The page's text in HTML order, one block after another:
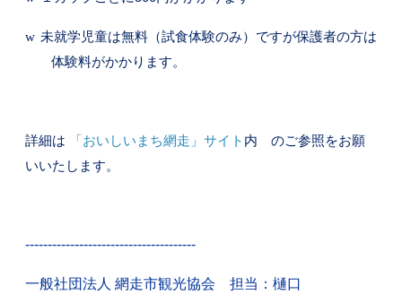
w 未就学児童は無料（試食体験のみ）ですが保護者の方は
体験料がかかります。
詳細は 「 おいしいまち網走 」 サイト 内 のご参照をお願
いいたします。
--------------------------------------
一般社団法人 網走市観光協会 担当：樋口